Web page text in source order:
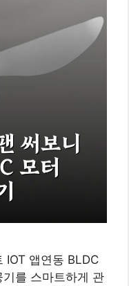
IOT 앱연동 BLDC
를 스마트하게 관